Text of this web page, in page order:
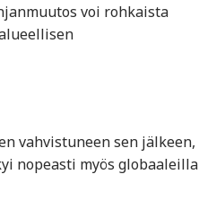
voi rohkaista
vahvistuneen sen jälkeen,
nopeasti myös globaaleilla